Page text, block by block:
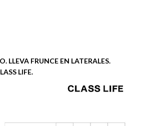
LLEVA FRUNCE EN LATERALES.
LIFE.